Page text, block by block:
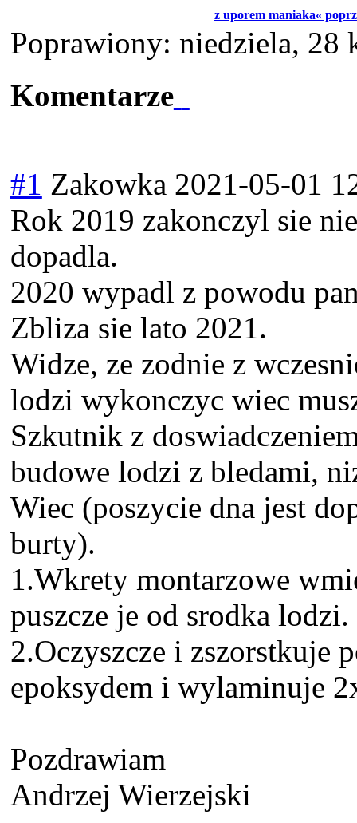
z uporem maniaka«
Poprawiony: niedziela,
Komentarze
#1 Zakowka 2021-05-01
Rok 2019 zakonczyl sie
dopadla.
2020 wypadl z powodu
Zbliza sie lato 2021.
Widze, ze zodnie z
lodzi wykonczyc wiec
Szkutnik z
budowe lodzi z bledami,
Wiec (poszycie dna jest
burty).
1.Wkrety montarzowe
puszcze je od srodka lodzi.
2.Oczyszcze i zszorstkuje
epoksydem i wylaminuje
Pozdrawiam
Andrzej Wierzejski